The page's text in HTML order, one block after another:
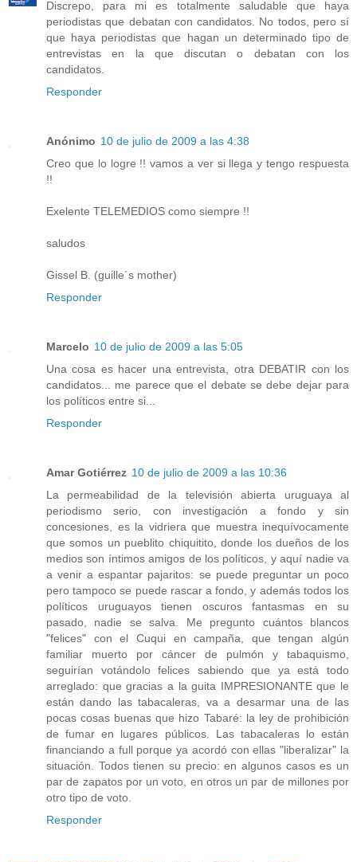
Discrepo, para mi es totalmente saludable que haya
periodistas que debatan con candidatos. No todos, pero sí
que haya periodistas que hagan un determinado tipo de
entrevistas en la que discutan o debatan con los
candidatos.
Responder
Anónimo 10 de julio de 2009 a las 4:38
Creo que lo logre !! vamos a ver si llega y tengo respuesta
!!
Exelente TELEMEDIOS como siempre !!
saludos
Gissel B. (guille´s mother)
Responder
Marcelo 10 de julio de 2009 a las 5:05
Una cosa es hacer una entrevista, otra DEBATIR con los
candidatos... me parece que el debate se debe dejar para
los políticos entre si...
Responder
Amar Gotiérrez 10 de julio de 2009 a las 10:36
La permeabilidad de la televisión abierta uruguaya al
periodismo serio, con investigación a fondo y sin
concesiones, es la vidriera que muestra inequívocamente
que somos un pueblito chiquitito, donde los dueños de los
medios son íntimos amigos de los políticos, y aquí nadie va
a venir a espantar pajaritos: se puede preguntar un poco
pero tampoco se puede rascar a fondo, y además todos los
políticos uruguayos tienen oscuros fantasmas en su
pasado, nadie se salva. Me pregunto cuántos blancos
"felices" con el Cuqui en campaña, que tengan algún
familiar muerto por cáncer de pulmón y tabaquismo,
seguirían votándolo felices sabiendo que ya está todo
arreglado: que gracias a la guita IMPRESIONANTE que le
están dando las tabacaleras, va a desarmar una de las
pocas cosas buenas que hizo Tabaré: la ley de prohibición
de fumar en lugares públicos. Las tabacaleras lo están
financiando a full porque ya acordó con ellas "liberalizar" la
situación. Todos tienen su precio: en algunos casos es un
par de zapatos por un voto, en otros un par de millones por
otro tipo de voto.
Responder